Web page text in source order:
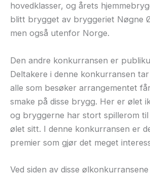
hovedklasser, og årets
blitt brygget av bryggeriet Nøgne
men også utenfor Norge.
Den andre konkurransen er
Deltakere i denne konkurransen
alle som besøker arrangementet
smake på disse brygg. Her er ølet
og bryggerne har stort spillerom
ølet sitt. I denne konkurransen er
premier som gjør det meget
Ved siden av disse